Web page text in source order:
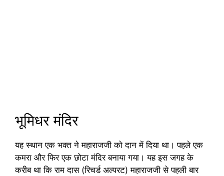
भूमिधर मंदिर
यह स्थान एक भक्त ने महाराजजी को दान में दिया था। पहले एक
कमरा और फिर एक छोटा मंदिर बनाया गया। यह इस जगह के
करीब था कि राम दास (रिचर्ड अल्परट) महाराजजी से पहली बार